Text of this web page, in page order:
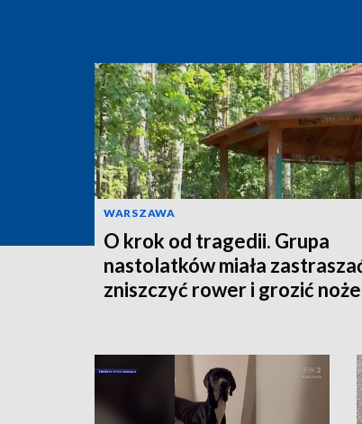
WARSZAWA
O krok od tragedii. Grupa
nastolatków miała
zniszczyć rower i grozić